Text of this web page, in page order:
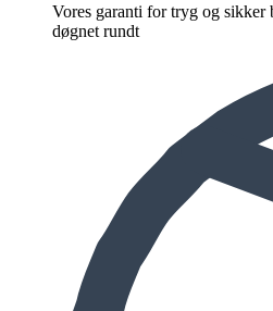
Vores garanti for tryg og
døgnet rundt